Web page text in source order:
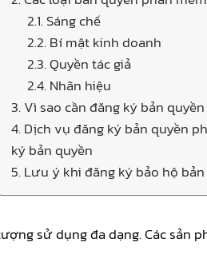
2.1. Sáng chế
2.2. Bí mật kinh doanh
2.3. Quyền tác giả
2.4. Nhãn hiệu
3. Vì sao cần đăng ký bản
4. Dịch vụ đăng ký bản quyền
ký bản quyền
5. Lưu ý khi đăng ký bảo hộ
sử dụng đa dạng. Các sản